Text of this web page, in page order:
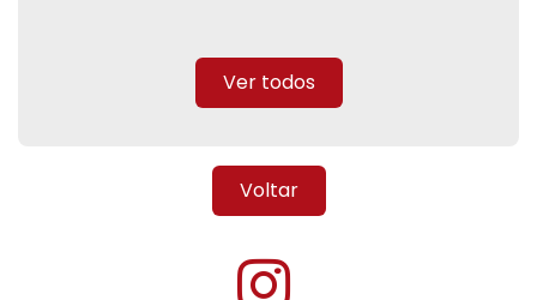
Ver todos
Voltar